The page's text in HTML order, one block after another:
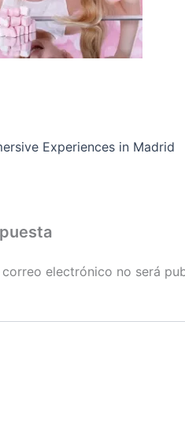
Experiences in Madrid
electrónico no será